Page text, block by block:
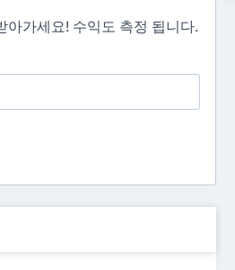
아가세요! 수익도 측정 됩니다.